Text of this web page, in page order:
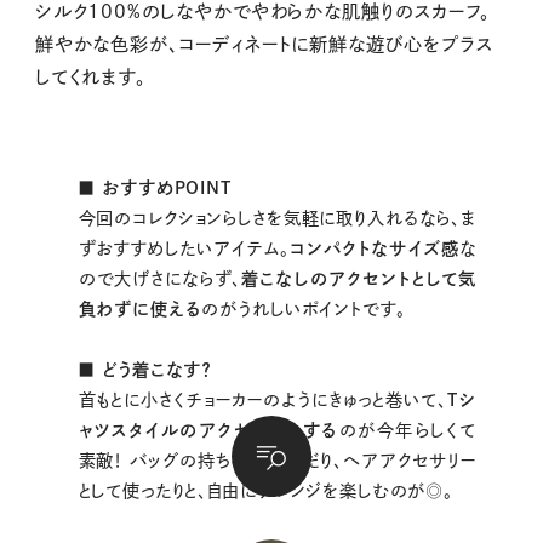
シルク100%のしなやかでやわらかな肌触りのスカーフ。
鮮やかな色彩が、コーディネートに新鮮な遊び心をプラス
してくれます。
■ おすすめPOINT
今回のコレクションらしさを気軽に取り入れるなら、ま
ずおすすめしたいアイテム。 コンパクトなサイズ感 な
ので大げさにならず、着こなしのアクセントとして気
負わずに使える のがうれしいポイントです。
■ どう着こなす？
首もとに小さくチョーカーのようにきゅっと巻いて、Tシ
ャツスタイルのアクセントにする のが今年らしくて
素敵！ バッグの持ち手に結んだり、ヘアアクセサリー
として使ったりと、自由にアレンジを楽しむのが◎。